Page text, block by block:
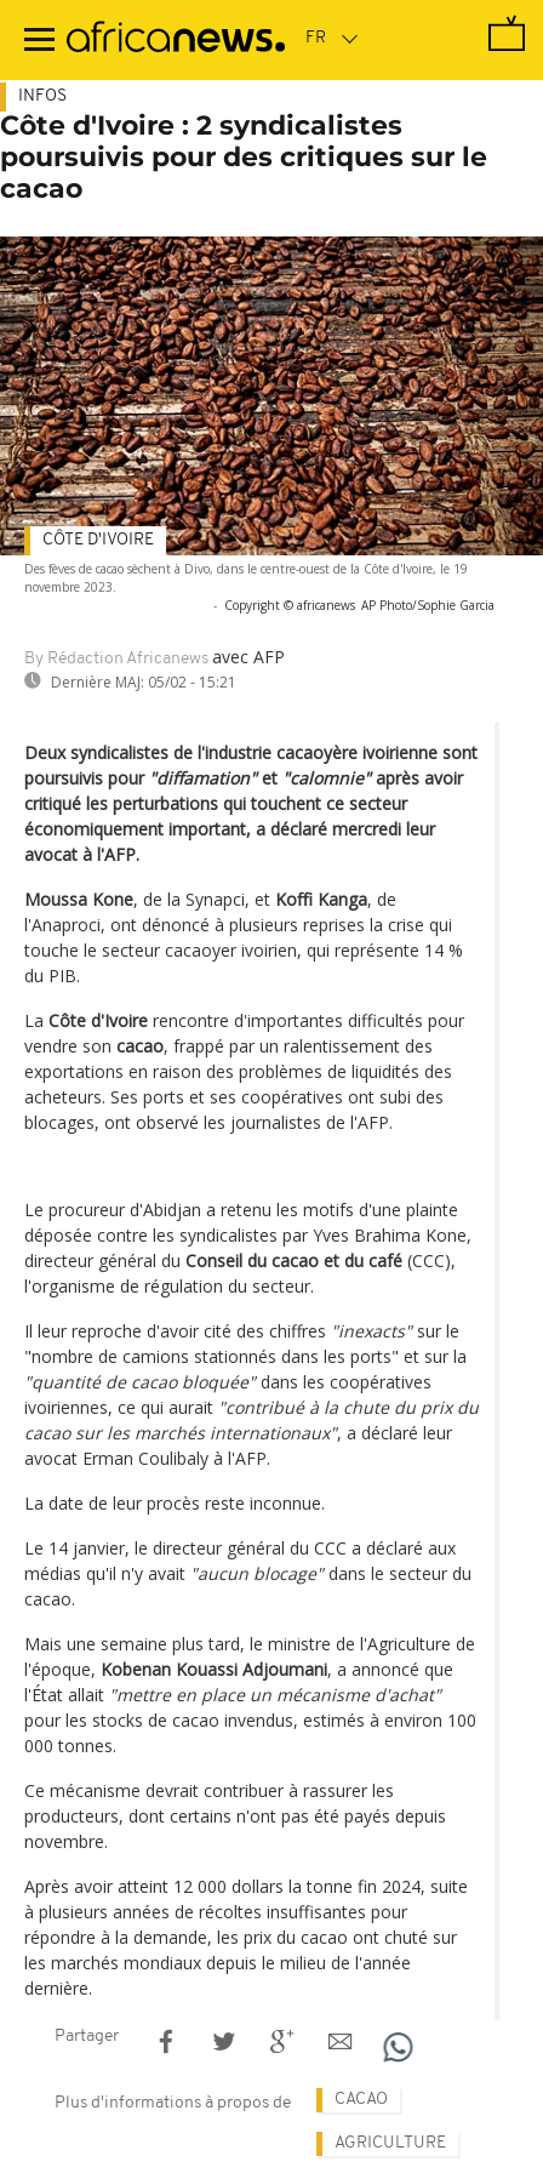
contenu
INFOS
Côte d'Ivoire : 2 syndicalistes
poursuivis pour des critiques sur le
cacao
Des fèves de cacao sèchent à Divo, dans le centre-ouest de la Côte d'Ivoire, le 19
novembre 2023.
- Copyright © africanews AP Photo/Sophie Garcia
By Rédaction Africanews avec AFP
Dernière MAJ: 05/02 - 15:21
CÔTE D'IVOIRE
Deux syndicalistes de l'industrie cacaoyère ivoirienne sont
poursuivis pour "diffamation"et "calomnie"après avoir
critiqué les perturbations qui touchent ce secteur
économiquement important, a déclaré mercredi leur
avocat à l'AFP.
Moussa Kone, de la Synapci, et Koffi Kanga, de
l'Anaproci, ont dénoncé à plusieurs reprises la crise qui
touche le secteur cacaoyer ivoirien, qui représente 14 %
du PIB.
La Côte d'Ivoire rencontre d'importantes difficultés pour
vendre son cacao, frappé par un ralentissement des
exportations en raison des problèmes de liquidités des
acheteurs. Ses ports et ses coopératives ont subi des
blocages, ont observé les journalistes de l'AFP.
Le procureur d'Abidjan a retenu les motifs d'une plainte
déposée contre les syndicalistes par Yves Brahima Kone,
directeur général du Conseil du cacao et du café (CCC),
l'organisme de régulation du secteur.
Il leur reproche d'avoir cité des chiffres "inexacts"sur le
"nombre de camions stationnés dans les ports" et sur la
"quantité de cacao bloquée"dans les coopératives
ivoiriennes, ce qui aurait "contribué à la chute du prix du
cacao sur les marchés internationaux", a déclaré leur
avocat Erman Coulibaly à l'AFP.
La date de leur procès reste inconnue.
Le 14 janvier, le directeur général du CCC a déclaré aux
médias qu'il n'y avait "aucun blocage"dans le secteur du
cacao.
Mais une semaine plus tard, le ministre de l'Agriculture de
l'époque, Kobenan Kouassi Adjoumani, a annoncé que
l'État allait "mettre en place un mécanisme d'achat"
pour les stocks de cacao invendus, estimés à environ 100
000 tonnes.
Ce mécanisme devrait contribuer à rassurer les
producteurs, dont certains n'ont pas été payés depuis
novembre.
Après avoir atteint 12 000 dollars la tonne fin 2024, suite
à plusieurs années de récoltes insuffisantes pour
répondre à la demande, les prix du cacao ont chuté sur
les marchés mondiaux depuis le milieu de l'année
dernière.
Partager
Plus d'informations à propos de CACAO
AGRICULTURE